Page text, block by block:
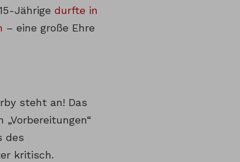
Jährige durfte in
– eine große Ehre
steht an! Das
„Vorbereitungen“
des
kritisch.